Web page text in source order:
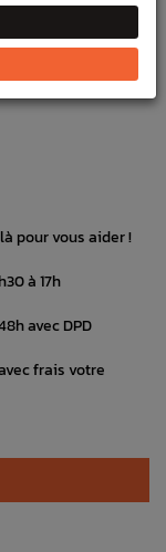
pour vous aider !
à 17h
avec DPD
frais votre